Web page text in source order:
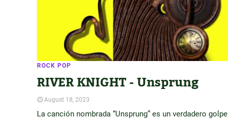
ROCK POP
RIVER KNIGHT - Unsprung
August 18, 2023
La canción nombrada “Unsprung” es un verdadero golpe